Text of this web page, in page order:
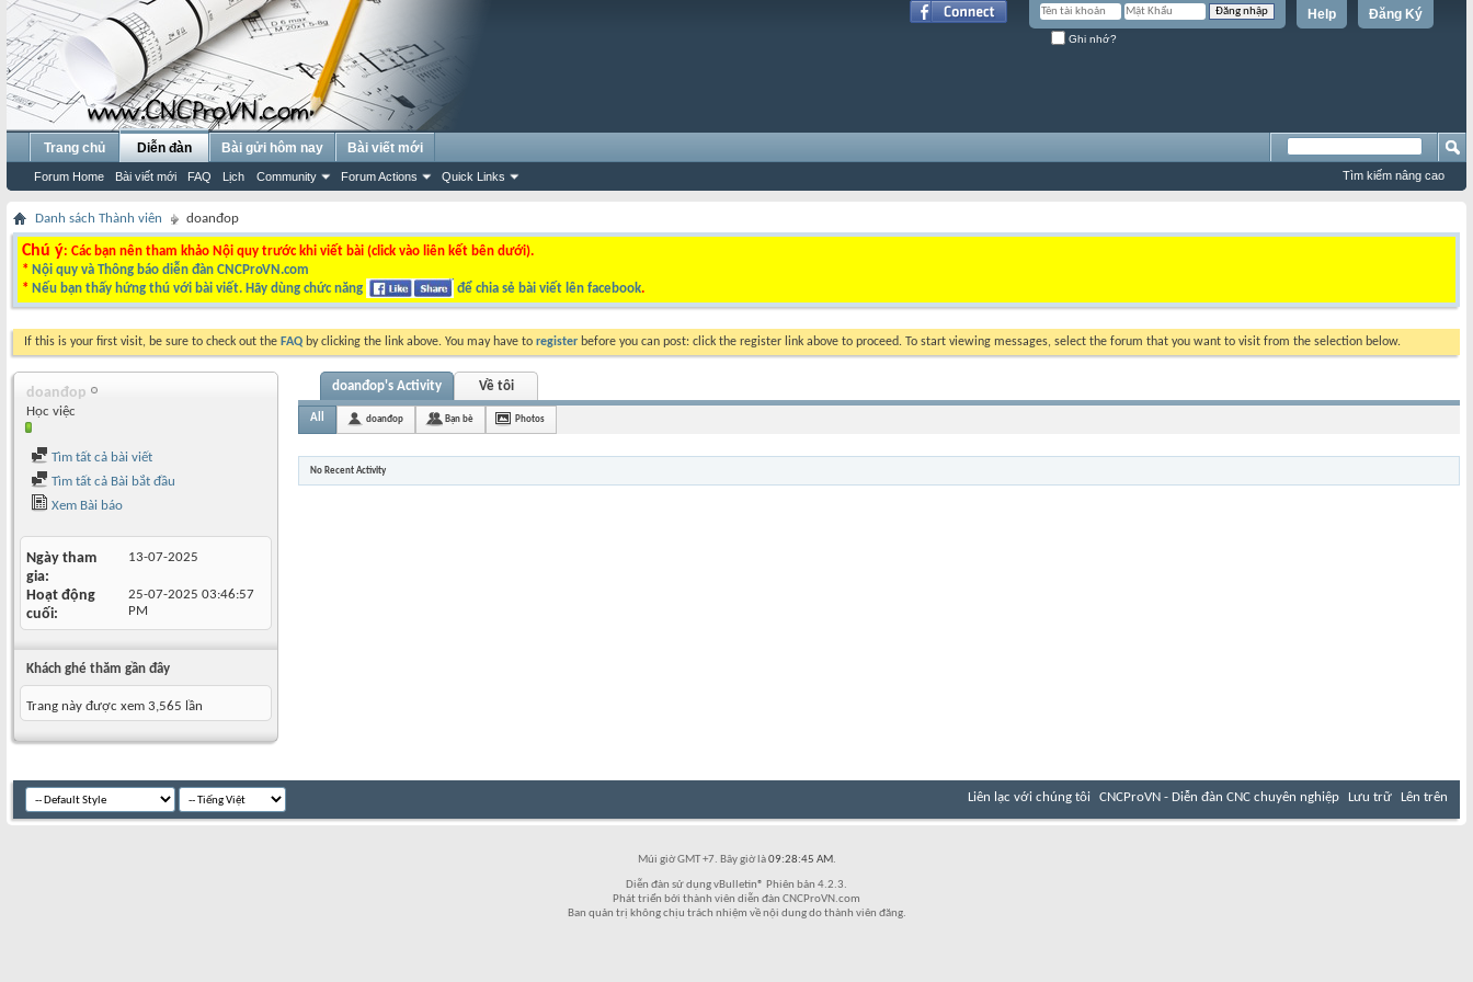
Đăng Ký
Help
Ghi nhớ?
Trang chủ Diễn đàn
Forum Home Bài viết mới FAQ Lịch Community Forum Actions Quick Links
Bài gửi hôm nay Bài viết mới
Tìm kiếm nâng cao
Danh sách Thành viên doanđop
Chú ý: Các bạn nên tham khảo Nội quy trước khi viết bài (click vào liên kết bên dưới).
* Nội quy và Thông báo diễn đàn CNCProVN.com
* Nếu bạn thấy hứng thú với bài viết. Hãy dùng chức năng để chia sẻ bài viết lên facebook.
If this is your first visit, be sure to check out the FAQ by clicking the link above. You may have to register before you can post: click the register link above to proceed. To start viewing messages, select the forum that you want to visit from the selection below.
doanđop
Học việc
Tìm tất cả bài viết
Tìm tất cả Bài bắt đầu
Xem Bài báo
Ngày tham
gia
13-07-2025
Hoạt động
cuối
25-07-2025 03:46:57
PM
Khách ghé thăm gần đây
Trang này được xem 3,565 lần
doanđop's Activity Về tôi
All doanđop Bạn bè Photos
No Recent Activity
Liên lạc với chúng tôi CNCProVN - Diễn đàn CNC chuyên nghiệp Lưu trữ Lên trên
Múi giờ GMT +7. Bây giờ là09:28:45 AM.
Diễn đàn sử dụng vBulletin® Phiên bản 4.2.3.
Phát triển bởi thành viên diễn đàn CNCProVN.com
Ban quản trị không chịu trách nhiệm về nội dung do thành viên đăng.